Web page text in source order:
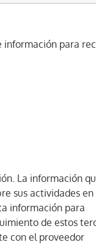
información para
La información
sus actividades en
información para
de estos
con el proveedor